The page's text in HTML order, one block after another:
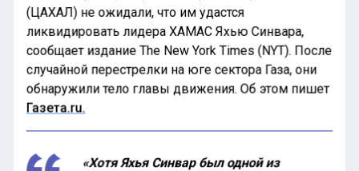
(ЦАХАЛ) не ожидали, что им удастся
ликвидировать лидера ХАМАС Яхью Синвара,
сообщает издание The New York Times (NYT). После
случайной перестрелки на юге сектора Газа, они
обнаружили тело главы движения. Об этом пишет
Газета.ru.
«Хотя Яхья Синвар был одной из